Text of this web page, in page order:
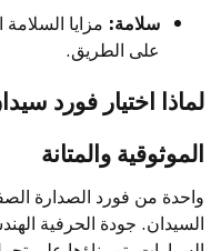
سلامة: مزايا
على الطريق.
لماذا اختيار فورد
الموثوقية والمتانة
واحدة من فورد الصدارة
السيدان. جودة الحرفية